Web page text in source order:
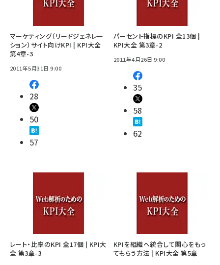
マーケティング（リードジェネレー
ション）サイト向けKPI | KPI大全
第4章-3
2011年5月31日 9:00
28
50
57
パーセント指標のKPI 全13個 |
KPI大全 第3章-2
2011年4月26日 9:00
35
58
62
レート・比率のKPI 全17個 | KPI大
全 第3章-3
KPIを組織へ統合して関心をもっ
てもらう方法 | KPI大全 第5章